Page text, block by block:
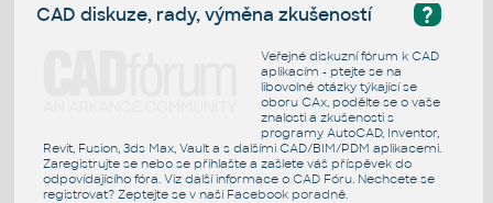
?
CAD diskuze, rady, výměna zkušeností
Veřejné diskuzní fórum k CAD
aplikacím - ptejte se na
libovolné otázky týkající se
oboru CAx, podělte se o vaše
znalosti a zkušenosti s
programy AutoCAD, Inventor,
Revit, Fusion, 3ds Max, Vault a s dalšími CAD/BIM/PDM aplikacemi.
Zaregistrujte se nebo se přihlašte a zašlete váš příspěvek do
odpovídajícího fóra. Viz další informace o CAD Fóru. Nechcete se
registrovat? Zeptejte se v naší Facebook poradně.